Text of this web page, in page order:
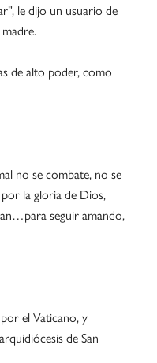
le dijo un usuario de
de alto poder, como
no se combate, no se
la gloria de Dios,
seguir amando,
el Vaticano, y
de San